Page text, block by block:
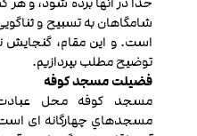
شام‏گاهان به تسبیح و
‏است. و این مقام، گنجایش
توضیح مطلب بپردازیم.
فضیلت مسجد کوفه
مسجد کوفه محل
مسجدهاي چهارگانه ای